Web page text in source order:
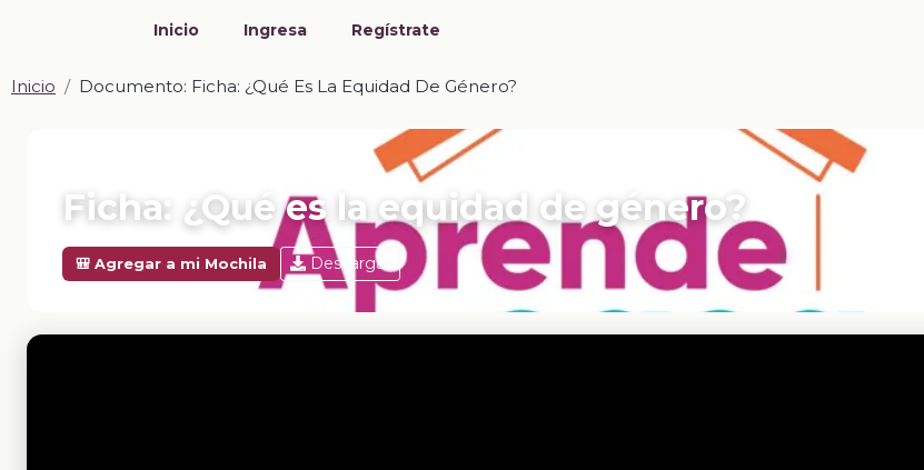
Inicio Ingresa Regístrate
Inicio Documento: Ficha: ¿Qué Es La Equidad De Género?
Ficha: ¿Qué es la equidad de género?
🎒 Agregar a mi Mochila Descargar